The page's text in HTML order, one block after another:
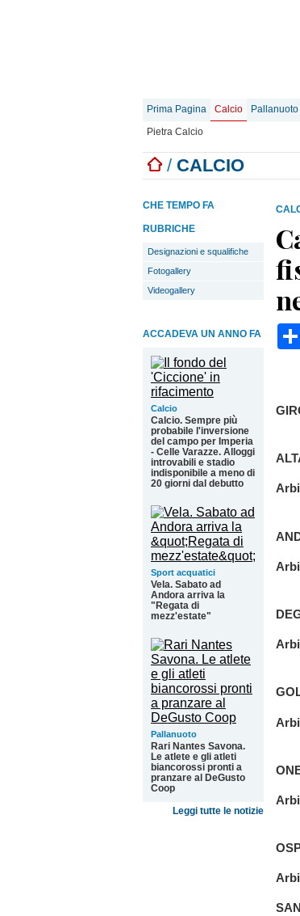
Prima Pagina Calcio Pallanuoto
Pietra Calcio
/ CALCIO
CHE TEMPO FA
RUBRICHE
Designazioni e squalifiche
Fotogallery
Videogallery
ACCADEVA UN ANNO FA
Calcio
Calcio. Sempre più
probabile l'inversione
del campo per Imperia
- Celle Varazze. Alloggi
introvabili e stadio
indisponibile a meno di
20 giorni dal debutto
Sport acquatici
Vela. Sabato ad
Andora arriva la
"Regata di
mezz'estate"
Pallanuoto
Rari Nantes Savona.
Le atlete e gli atleti
biancorossi pronti a
pranzare al DeGusto
Coop
Leggi tutte le notizie